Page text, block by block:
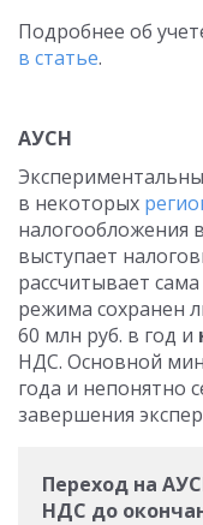
Подробнее об
в статье.
АУСН
в некоторых
налогообложения
выступает
рассчитывает
режима сохранен
60 млн руб. в год и
НДС. Основной
года и непонятно
завершения
Переход на
НДС до